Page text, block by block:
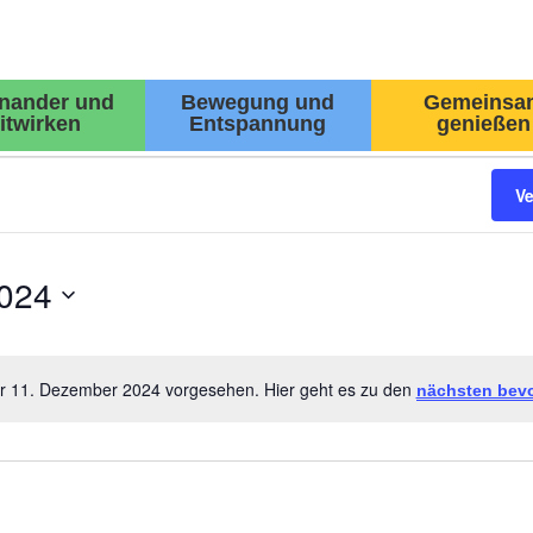
und
Bewegung und
Entspannung
genießen
Hinweis
11. Dezember 2024 vorgesehen. Hier geht es zu den nächsten